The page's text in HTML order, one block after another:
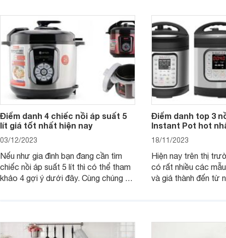
các chế độ nấu gợi
nhiều món ăn khác
Điểm danh 4 chiếc nồi áp suất 5
lít giá tốt nhất hiện nay
03/12/2023
Nếu như gia đình bạn đang cần tìm
chiếc nồi áp suất 5 lít thì có thể tham
khảo 4 gợi ý dưới đây. Cùng chúng tôi
Điểm danh top 3
Instant Pot hot
18/11/2023
Hiện nay trên thị
có rất nhiều các
và giá thành đến từ
Websosanh.vn tìm